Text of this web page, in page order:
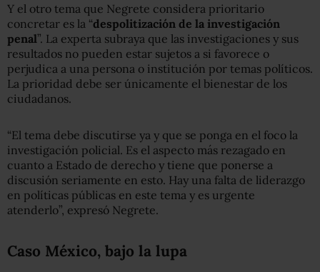
Y el otro tema que Negrete considera prioritario
concretar es la “despolitización de la investigación
penal”. La experta subraya que las investigaciones y sus
resultados no pueden estar sujetos a si favorece o
perjudica a una persona o institución por temas políticos.
La prioridad debe ser únicamente el bienestar de los
ciudadanos.
“El tema debe discutirse ya y que se ponga en el foco la
investigación policial. Es el aspecto más rezagado en
cuanto a Estado de derecho y tiene que ponerse a
discusión seriamente en esto. Hay una falta de liderazgo
en políticas públicas en este tema y es urgente
atenderlo”, expresó Negrete.
Caso México, bajo la lupa